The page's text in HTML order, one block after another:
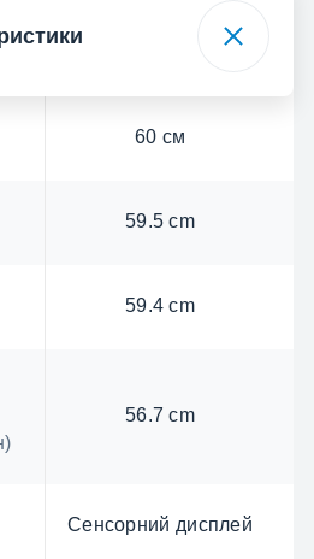
60 см
59.5 cm
59.4 cm
56.7 cm
Сенсорний дисплей